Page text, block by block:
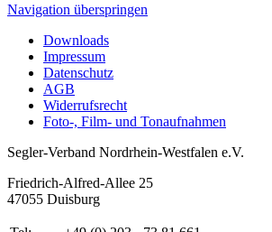
Navigation überspringen
Downloads
Impressum
Datenschutz
AGB
Widerrufsrecht
Foto-, Film- und Tonaufnahmen
Segler-Verband Nordrhein-Westfalen e.V.
Friedrich-Alfred-Allee 25
47055 Duisburg